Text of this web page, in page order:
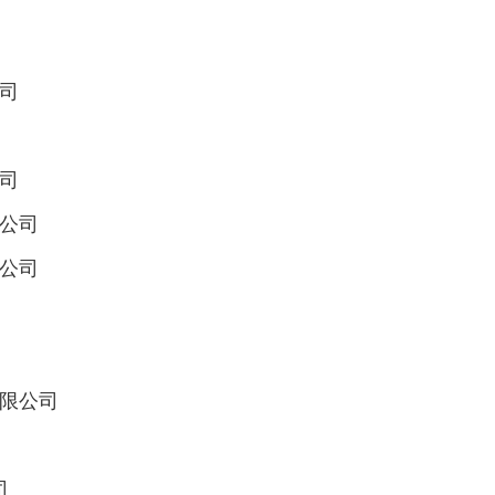
司
司
公司